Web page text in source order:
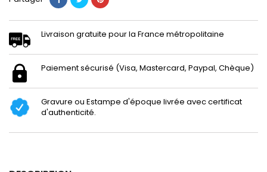
Livraison gratuite pour la France métropolitaine
Paiement sécurisé (Visa, Mastercard, Paypal, Chèque)
Gravure ou Estampe d'époque livrée avec certificat
d'authenticité.